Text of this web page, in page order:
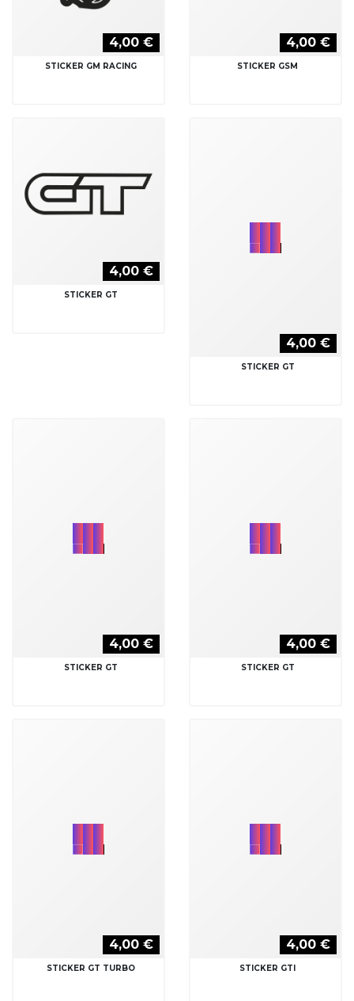
4,00 €
STICKER GM RACING
4,00 €
STICKER GSM
4,00 €
STICKER GT
4,00 €
STICKER GT
4,00 €
STICKER GT
4,00 €
STICKER GT
4,00 €
STICKER GT TURBO
4,00 €
STICKER GTI